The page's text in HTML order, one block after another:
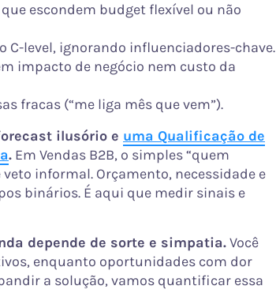
escondem budget flexível ou não
C-level, ignorando influenciadores-chave.
impacto de negócio nem custo da
fracas (“me liga mês que vem”).
ilusório e uma Qualificação de
. Em Vendas B2B, o simples “quem
informal. Orçamento, necessidade e
binários. É aqui que medir sinais e
depende de sorte e simpatia.Você
enquanto oportunidades com dor
a solução, vamos quantificar essa